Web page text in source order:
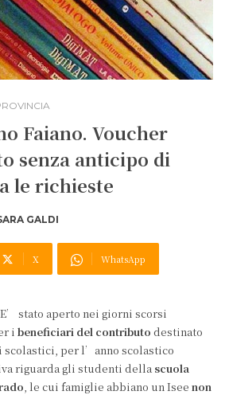
Faiano. Voucher
senza anticipo di
le richieste
GALDI
X WhatsApp
E’ stato aperto nei giorni scorsi
i beneficiari del contributo destinato
per l’anno scolastico
riguarda gli studenti della scuola
, le cui famiglie abbiano un Isee non